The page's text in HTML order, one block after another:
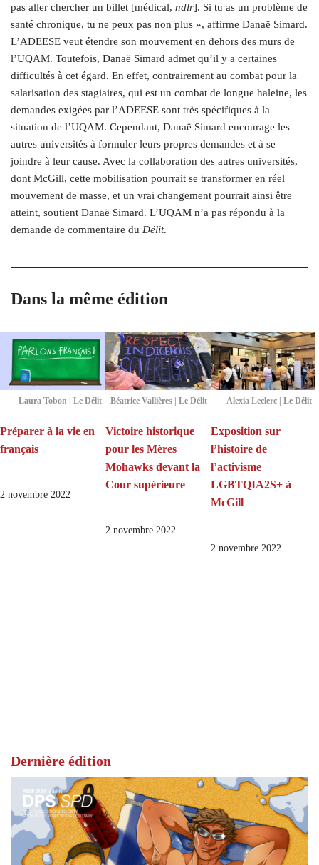
pas aller chercher un billet [médical, ndlr]. Si tu as un problème de
santé chronique, tu ne peux pas non plus », affirme Danaë Simard.
L’ADEESE veut étendre son mouvement en dehors des murs de
l’UQAM. Toutefois, Danaë Simard admet qu’il y a certaines
difficultés à cet égard. En effet, contrairement au combat pour la
salarisation des stagiaires, qui est un combat de longue haleine, les
demandes exigées par l’ADEESE sont très spécifiques à la
situation de l’UQAM. Cependant, Danaë Simard encourage les
autres universités à formuler leurs propres demandes et à se
joindre à leur cause. Avec la collaboration des autres universités,
dont McGill, cette mobilisation pourrait se transformer en réel
mouvement de masse, et un vrai changement pourrait ainsi être
atteint, soutient Danaë Simard. L’UQAM n’a pas répondu à la
demande de commentaire du Délit.
Dans la même édition
Laura Tobon | Le Délit
Préparer à la vie en
français
2 novembre 2022
Béatrice Vallières | Le Délit
Victoire historique
pour les Mères
Mohawks devant la
Cour supérieure
2 novembre 2022
Alexia Leclerc | Le Délit
Exposition sur
l’histoire de
l’activisme
LGBTQIA2S+ à
McGill
2 novembre 2022
Dernière édition